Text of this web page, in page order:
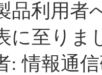
品利用者
に至りま
: 情報通